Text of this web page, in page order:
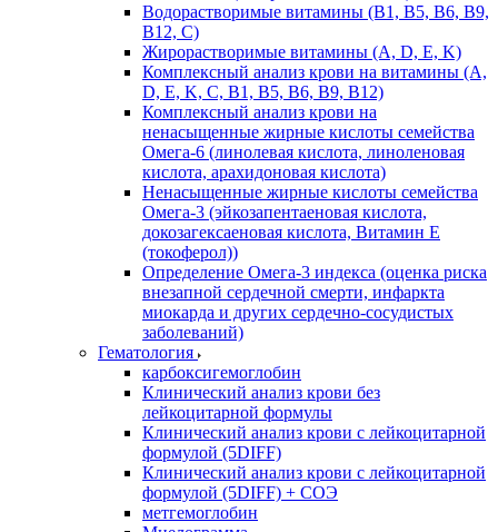
Водорастворимые витамины (B1, B5, B6, В9,
В12, С)
Жирорастворимые витамины (A, D, E, K)
Комплексный анализ крови на витамины (A,
D, E, K, C, B1, B5, B6, В9, B12)
Комплексный анализ крови на
ненасыщенные жирные кислоты семейства
Омега-6 (линолевая кислота, линоленовая
кислота, арахидоновая кислота)
Ненасыщенные жирные кислоты семейства
Омега-3 (эйкозапентаеновая кислота,
докозагексаеновая кислота, Витамин E
(токоферол))
Определение Омега-3 индекса (оценка риска
внезапной сердечной смерти, инфаркта
миокарда и других сердечно-сосудистых
заболеваний)
Гематология
карбоксигемоглобин
Клинический анализ крови без
лейкоцитарной формулы
Клинический анализ крови с лейкоцитарной
формулой (5DIFF)
Клинический анализ крови с лейкоцитарной
формулой (5DIFF) + СОЭ
метгемоглобин